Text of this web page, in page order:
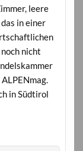
leere
in einer
nicht
in Südtirol